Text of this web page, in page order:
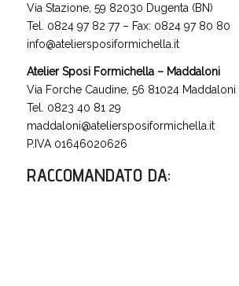
Via Stazione, 59 82030 Dugenta (BN)
Tel. 0824 97 82 77 – Fax: 0824 97 80 80
info@ateliersposiformichella.it
Atelier Sposi Formichella – Maddaloni
Via Forche Caudine, 56 81024 Maddaloni
Tel. 0823 40 81 29
maddaloni@ateliersposiformichella.it
P.IVA 01646020626
RACCOMANDATO DA: